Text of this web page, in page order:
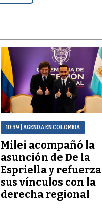
10:39 | AGENDA EN COLOMBIA
Milei acompañó la
asunción de De la
Espriella y refuerza
sus vínculos con la
derecha regional